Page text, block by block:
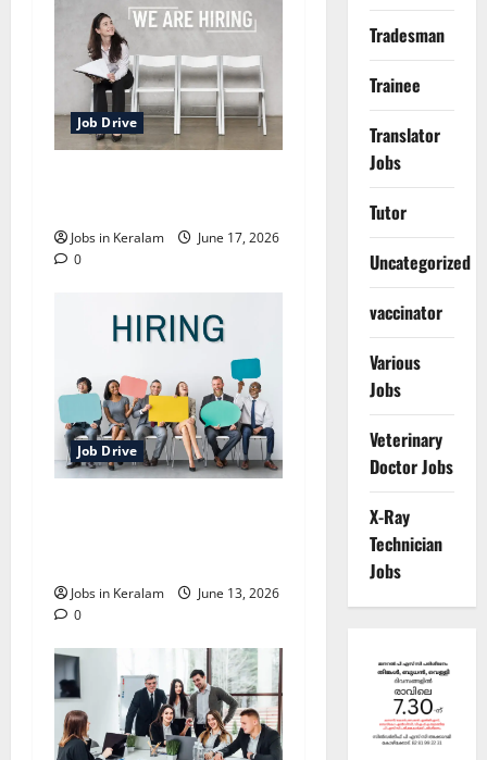
Job Drive
Jobs in Keralam
June 17, 2026
0
Job Drive
Jobs in Keralam
June 13, 2026
0
Tradesman
Trainee
Translator
Jobs
Tutor
Uncategorized
vaccinator
Various
Jobs
Veterinary
Doctor Jobs
X-Ray
Technician
Jobs